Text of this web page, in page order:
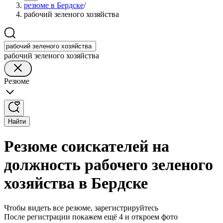
резюме в Бердске/
рабочий зеленого хозяйства
рабочий зеленого хозяйства
Резюме
Найти
Резюме соискателей на
должность рабочего зеленого
хозяйства в Бердске
Чтобы видеть все резюме, зарегистрируйтесь
После регистрации покажем ещё 4 и откроем фото